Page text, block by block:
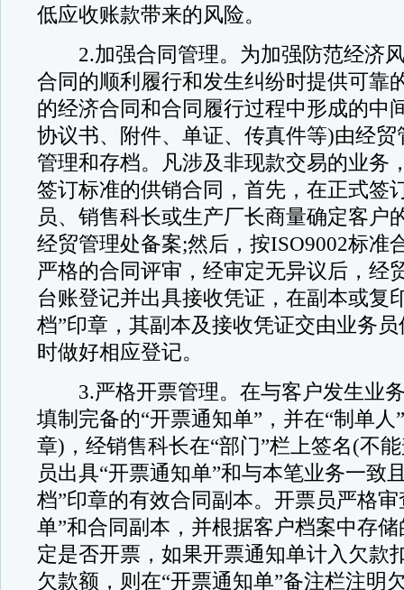
低应收账款带来的风险。
2.加强合同管理。为加强防范经济
合同的顺利履行和发生纠纷时提供可靠
的经济合同和合同履行过程中形成的中
协议书、附件、单证、传真件等)由经贸
管理和存档。凡涉及非现款交易的业务
签订标准的供销合同，首先，在正式签
员、销售科长或生产厂长商量确定客户
经贸管理处备案;然后，按ISO9002标准
严格的合同评审，经审定无异议后，经
台账登记并出具接收凭证，在副本或复
档”印章，其副本及接收凭证交由业务
时做好相应登记。
3.严格开票管理。在与客户发生业
填制完备的“开票通知单”，并在“制单人
章)，经销售科长在“部门”栏上签名(不
员出具“开票通知单”和与本笔业务一致
档”印章的有效合同副本。开票员严格审
单”和合同副本，并根据客户档案中存
定是否开票，如果开票通知单计入欠款
欠款额，则在“开票通知单”备注栏注明